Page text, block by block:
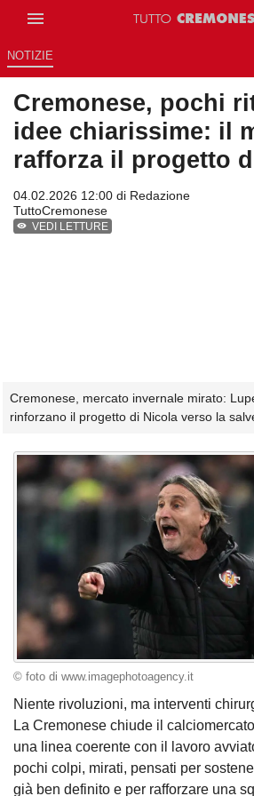
NOTIZIE
Cremonese, pochi
idee chiarissime: il
rafforza il progetto
04.02.2026 12:00 di Redazione
TuttoCremonese
VEDI LETTURE
Cremonese, mercato invernale mirato:
rinforzano il progetto di Nicola verso la
© foto di www.imagephotoagency.it
Niente rivoluzioni, ma interventi
La Cremonese chiude il
una linea coerente con il lavoro
pochi colpi, mirati, pensati per
già ben definito e per rafforzare una